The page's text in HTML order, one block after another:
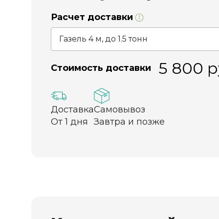
Расчет доставки
Стоимость доставки 5 800
Доставка
От 1 дня
Самовывоз
Завтра и позже